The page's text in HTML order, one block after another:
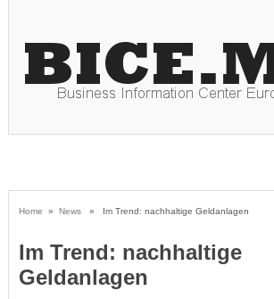
Home » News» Im Trend: nachhaltige Geldanlagen
Im Trend: nachhaltige
Geldanlagen